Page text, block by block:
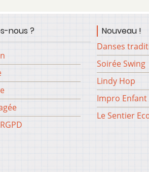
nous ? Nouveau !
Danses
Soirée Swing
Lindy Hop
Impro Enfant
Le Sentier